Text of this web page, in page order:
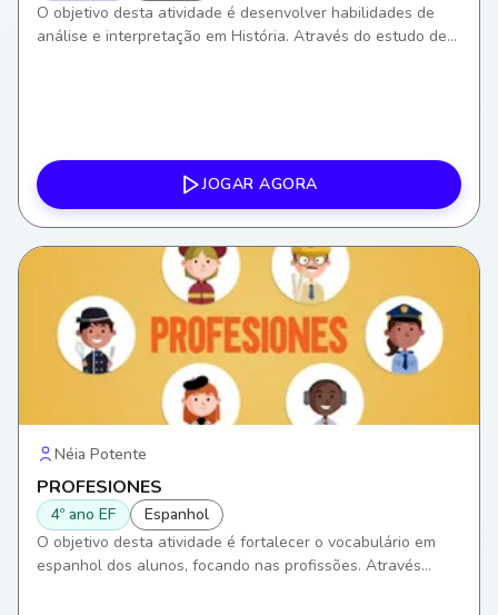
O objetivo desta atividade é desenvolver habilidades de
análise e interpretação em História. Através do estudo de
JOGAR AGORA
Néia Potente
PROFESIONES
4º ano EF
Espanhol
O objetivo desta atividade é fortalecer o vocabulário em
espanhol dos alunos, focando nas profissões. Através